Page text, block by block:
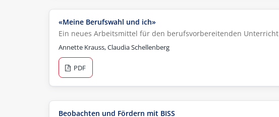
«Meine Berufswahl und ich»
Ein neues Arbeitsmittel für den berufsvorbereitenden Unterricht
Annette Krauss, Claudia Schellenberg
PDF
Beobachten und Fördern mit BISS